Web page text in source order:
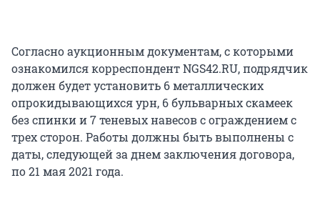
Согласно аукционным документам, с которыми
ознакомился корреспондент NGS42.RU, подрядчик
должен будет установить 6 металлических
опрокидывающихся урн, 6 бульварных скамеек
без спинки и 7 теневых навесов с ограждением с
трех сторон. Работы должны быть выполнены с
даты, следующей за днем заключения договора,
по 21 мая 2021 года.